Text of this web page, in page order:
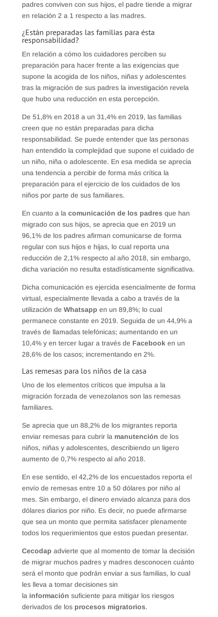
padres conviven con sus hijos, el padre tiende a migrar
en relación 2 a 1 respecto a las madres.
¿Están preparadas las familias para ésta
responsabilidad?
En relación a cómo los cuidadores perciben su
preparación para hacer frente a las exigencias que
supone la acogida de los niños, niñas y adolescentes
tras la migración de sus padres la investigación revela
que hubo una reducción en esta percepción.
De 51,8% en 2018 a un 31,4% en 2019, las familias
creen que no están preparadas para dicha
responsabilidad. Se puede entender que las personas
han entendido la complejidad que supone el cuidado de
un niño, niña o adolescente. En esa medida se aprecia
una tendencia a percibir de forma más crítica la
preparación para el ejercicio de los cuidados de los
niños por parte de sus familiares.
En cuanto a la comunicación de los padres que han
migrado con sus hijos, se aprecia que en 2019 un
96,1% de los padres afirman comunicarse de forma
regular con sus hijos e hijas, lo cual reporta una
reducción de 2,1% respecto al año 2018, sin embargo,
dicha variación no resulta estadísticamente significativa.
Dicha comunicación es ejercida esencialmente de forma
virtual, especialmente llevada a cabo a través de la
utilización de Whatsapp en un 89,8%; lo cual
permanece constante en 2019. Seguida de un 44,9% a
través de llamadas telefónicas; aumentando en un
10,4% y en tercer lugar a través de Facebook en un
28,6% de los casos; incrementando en 2%.
Las remesas para los niños de la casa
Uno de los elementos críticos que impulsa a la
migración forzada de venezolanos son las remesas
familiares.
Se aprecia que un 88,2% de los migrantes reporta
enviar remesas para cubrir la manutención de los
niños, niñas y adolescentes, describiendo un ligero
aumento de 0,7% respecto al año 2018.
En ese sentido, el 42,2% de los encuestados reporta el
envío de remesas entre 10 a 50 dólares por niño al
mes. Sin embargo, el dinero enviado alcanza para dos
dólares diarios por niño. Es decir, no puede afirmarse
que sea un monto que permita satisfacer plenamente
todos los requerimientos que estos puedan presentar.
Cecodap advierte que al momento de tomar la decisión
de migrar muchos padres y madres desconocen cuánto
será el monto que podrán enviar a sus familias, lo cual
les lleva a tomar decisiones sin
la información suficiente para mitigar los riesgos
derivados de losprocesos migratorios.